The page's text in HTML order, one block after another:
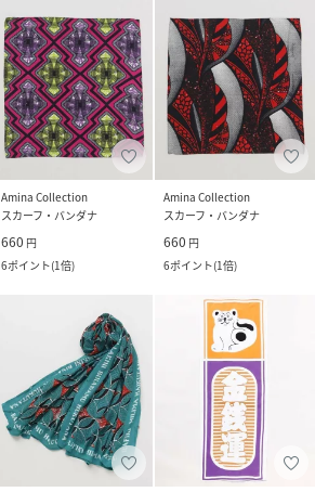
Amina Collection
スカーフ・バンダナ
660 円
6ポイント(1倍)
Amina Collection
スカーフ・バンダナ
660 円
6ポイント(1倍)